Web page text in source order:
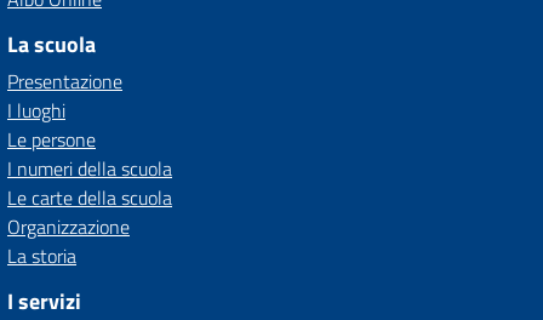
La scuola
Presentazione
I luoghi
Le persone
I numeri della scuola
Le carte della scuola
Organizzazione
La storia
I servizi